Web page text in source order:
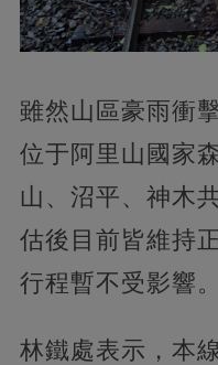
雖然山區豪雨衝
位于阿里山國家
山、沼平、神木
估後目前皆維持
行程暫不受影響。
林鐵處表示，本